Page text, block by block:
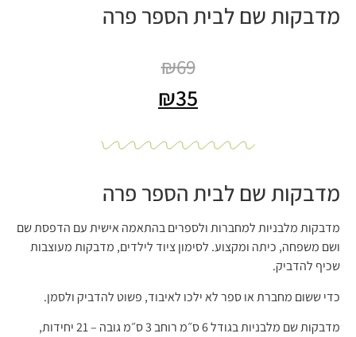
מדבקות שם לבית הספר פרה
₪69
₪35
מדבקות שם לבית הספר פרה
מדבקות מלבניות למחברות ולספרים בהתאמה אישית עם הדפסת שם
ושם משפחה, כיתה ומקצוע. לסימון ציוד לילדים, מדבקות מעוצבות
שכיף להדביק.
כדי ששום מחברת או ספר לא ילכו לאיבוד, פשוט להדביק ולסמן.
מדבקות שם מלבניות בגודל 6 ס״מ רוחב 3 ס״מ גובה – 21 יחידות,